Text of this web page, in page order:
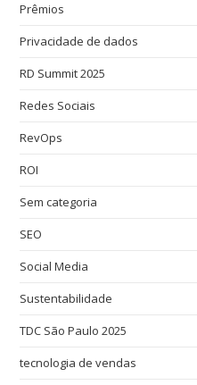
Prêmios
Privacidade de dados
RD Summit 2025
Redes Sociais
RevOps
ROI
Sem categoria
SEO
Social Media
Sustentabilidade
TDC São Paulo 2025
tecnologia de vendas